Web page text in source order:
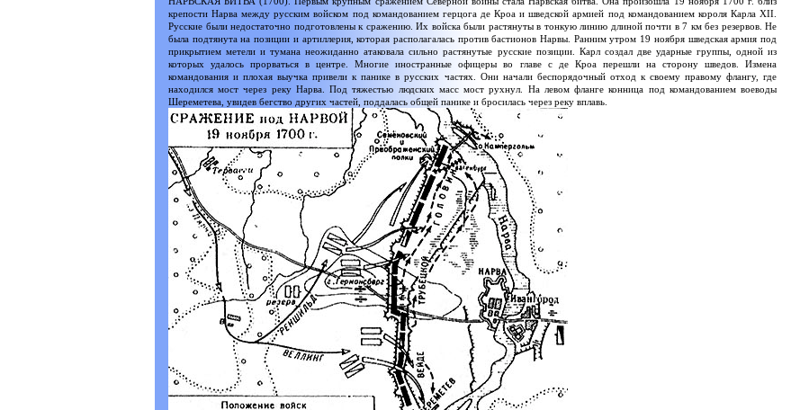
крепости Нарва между русским войском под командованием герцога де Кроа и шведской армией под командованием короля Карла XII.
Русские были недостаточно подготовлены к сражению. Их войска были растянуты в тонкую линию длиной почти в 7 км без резервов. Не
была подтянута на позиции и артиллерия, которая располагалась против бастионов Нарвы. Ранним утром 19 ноября шведская армия под
прикрытием метели и тумана неожиданно атаковала сильно растянутые русские позиции. Карл создал две ударные группы, одной из
которых удалось прорваться в центре. Многие иностранные офицеры во главе с де Кроа перешли на сторону шведов. Измена
командования и плохая выучка привели к панике в русских частях. Они начали беспорядочный отход к своему правому флангу, где
находился мост через реку Нарва. Под тяжестью людских масс мост рухнул. На левом фланге конница под командованием воеводы
Шереметева, увидев бегство других частей, поддалась общей панике и бросилась через реку вплавь.